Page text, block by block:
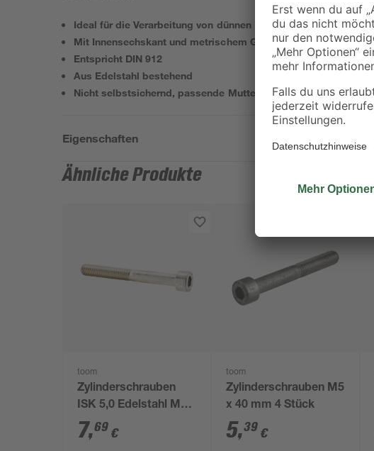
Ideal für die Verarbeitung von dünnen Materialien
Mit Innensechskant und metrischem Gewinde
Entspricht DIN 912
Aus Edelstahl bestehend
Nicht selbstsichernd, passende Muttern erforderlich
Eigenschaften
Ähnliche Produkte
toom
Zylinderschrauben
ISK 5,0 Edelstahl M6
x 50 mm 4 Stück
7,69 €
toom
Zylinderschrauben M5
x 40 mm 4 Stück
5,39 €